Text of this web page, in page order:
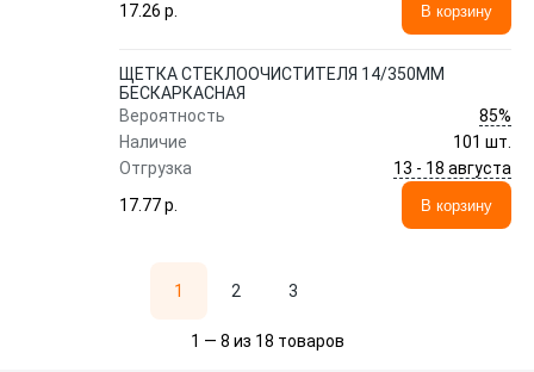
17.26 p.
В корзину
ЩЕТКА СТЕКЛООЧИСТИТЕЛЯ 14/350MM
БЕСКАРКАСНАЯ
Вероятность
85%
Наличие
101 шт.
Отгрузка
13 - 18 августа
17.77 p.
В корзину
1 2 3
1 — 8 из 18 товаров